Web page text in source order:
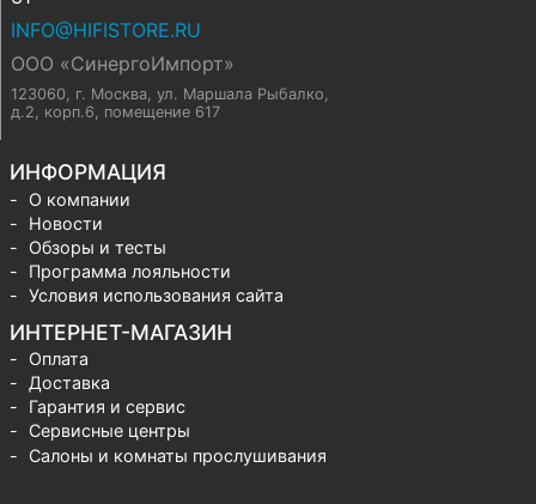
INFO@HIFISTORE.RU
ООО «СинергоИмпорт»
123060, г. Москва, ул. Маршала Рыбалко,
д.2, корп.6, помещение 617
ИНФОРМАЦИЯ
О компании
Новости
Обзоры и тесты
Программа лояльности
Условия использования сайта
ИНТЕРНЕТ-МАГАЗИН
Оплата
Доставка
Гарантия и сервис
Сервисные центры
Салоны и комнаты прослушивания